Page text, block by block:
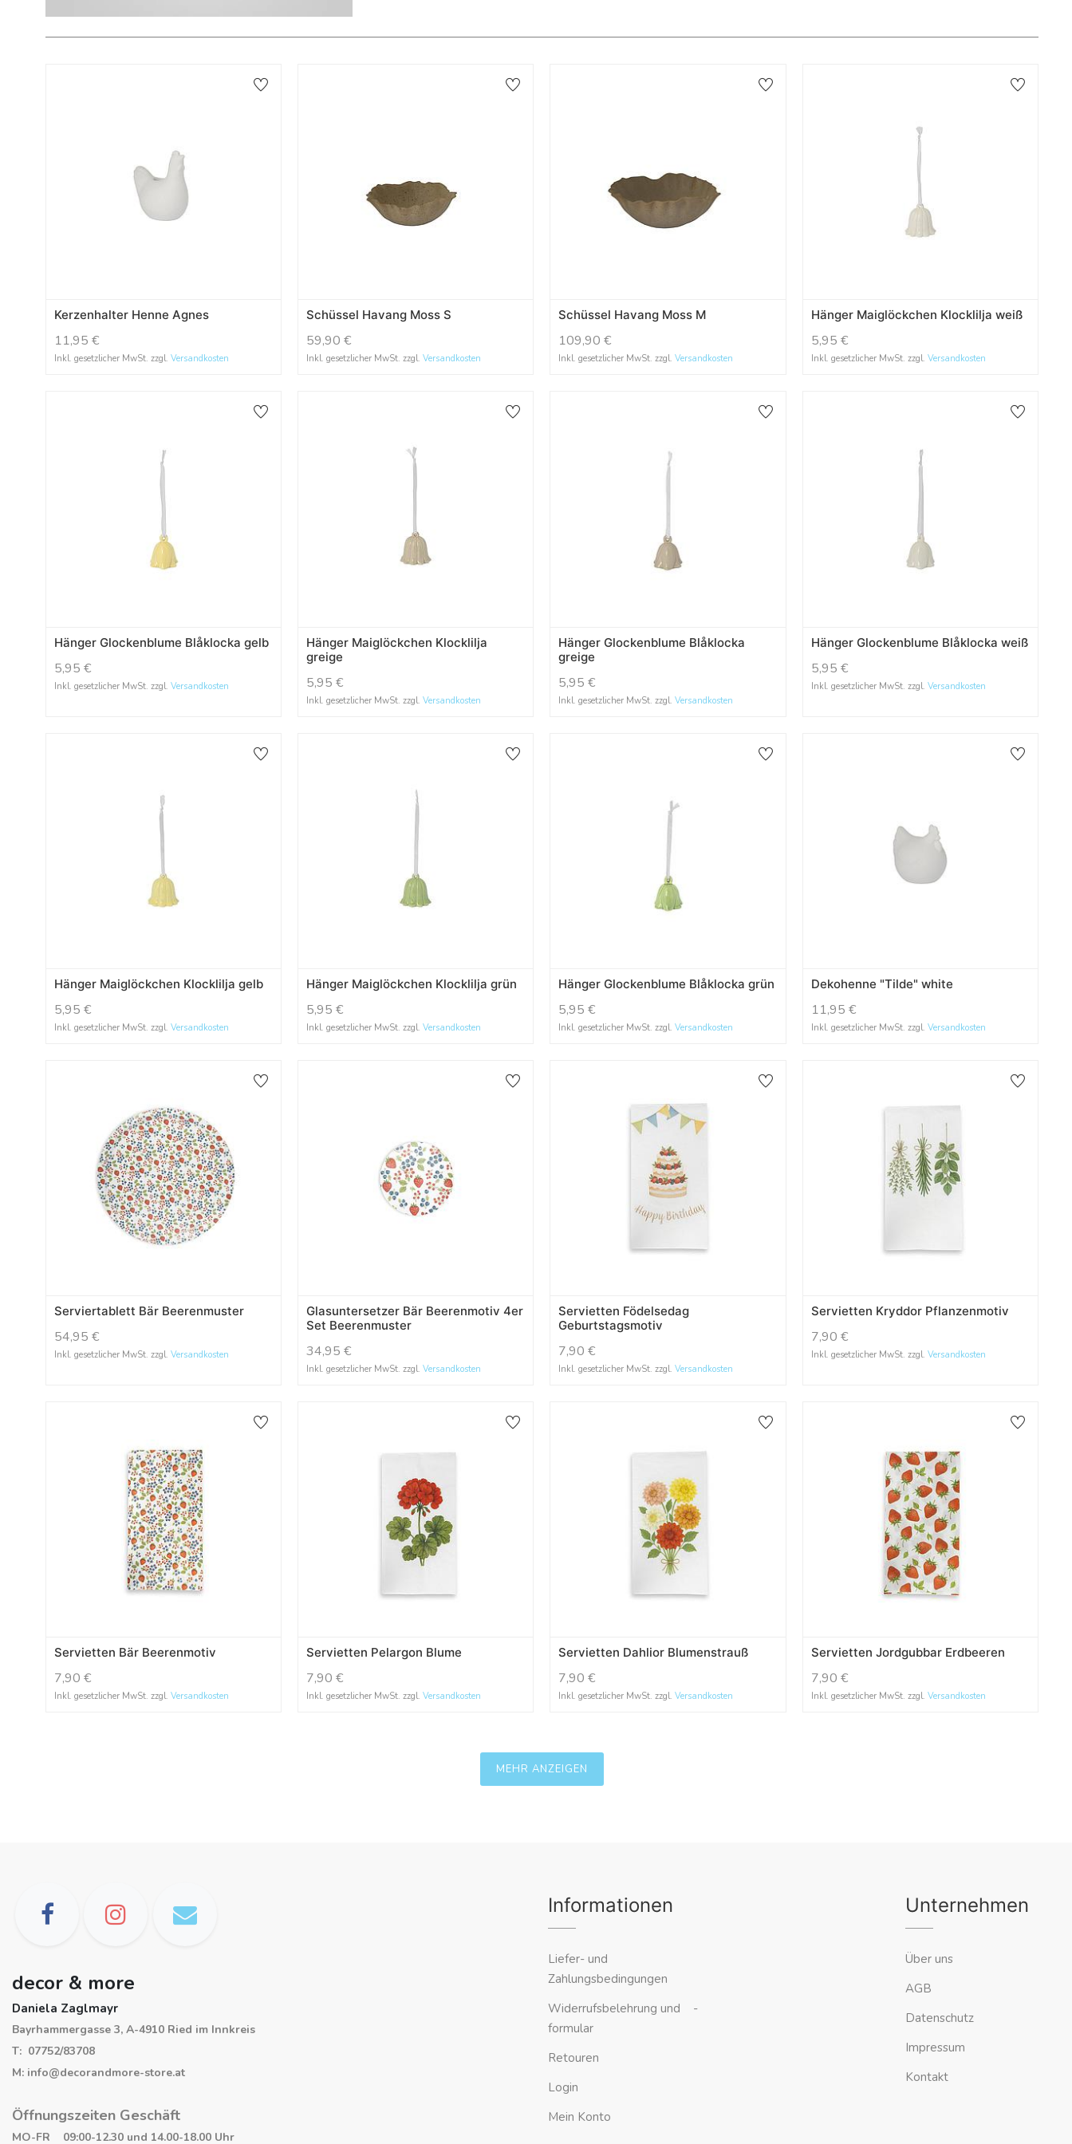
Kerzenhalter Henne Agnes
11,95 €
Inkl. gesetzlicher MwSt. zzgl. Versandkosten
Schüssel Havang Moss S
59,90 €
Inkl. gesetzlicher MwSt. zzgl.Versandkosten
Schüssel Havang Moss M
109,90 €
Inkl. gesetzlicher MwSt. zzgl.Versandkosten
Hänger Maiglöckchen Klocklilja weiß
5,95 €
Inkl. gesetzlicher MwSt. zzgl. Versandkosten
Hänger Glockenblume Blåklocka gelb
5,95 €
Inkl. gesetzlicher MwSt. zzgl. Versandkosten
Hänger Maiglöckchen Klocklilja
greige
5,95 €
Inkl. gesetzlicher MwSt. zzgl.Versandkosten
Hänger Glockenblume Blåklocka
greige
5,95 €
Inkl. gesetzlicher MwSt. zzgl.Versandkosten
Hänger Glockenblume Blåklocka weiß
5,95 €
Inkl. gesetzlicher MwSt. zzgl. Versandkosten
Hänger Maiglöckchen Klocklilja gelb
5,95 €
Inkl. gesetzlicher MwSt. zzgl. Versandkosten
Hänger Maiglöckchen Klocklilja grün
5,95 €
Inkl. gesetzlicher MwSt. zzgl.Versandkosten
Hänger Glockenblume Blåklocka grün
5,95 €
Inkl. gesetzlicher MwSt. zzgl.Versandkosten
Dekohenne "Tilde" white
11,95 €
Inkl. gesetzlicher MwSt. zzgl. Versandkosten
Serviertablett Bär Beerenmuster
54,95 €
Inkl. gesetzlicher MwSt. zzgl. Versandkosten
Glasuntersetzer Bär Beerenmotiv 4er
Set Beerenmuster
34,95 €
Inkl. gesetzlicher MwSt. zzgl.Versandkosten
Servietten Födelsedag
Geburtstagsmotiv
7,90 €
Inkl. gesetzlicher MwSt. zzgl.Versandkosten
Servietten Kryddor Pflanzenmotiv
7,90 €
Inkl. gesetzlicher MwSt. zzgl. Versandkosten
Servietten Bär Beerenmotiv
7,90 €
Inkl. gesetzlicher MwSt. zzgl. Versandkosten
Servietten Pelargon Blume
7,90 €
Inkl. gesetzlicher MwSt. zzgl.Versandkosten
Servietten Dahlior Blumenstrauß
7,90 €
Inkl. gesetzlicher MwSt. zzgl.Versandkosten
Servietten Jordgubbar Erdbeeren
7,90 €
Inkl. gesetzlicher MwSt. zzgl. Versandkosten
MEHR ANZEIGEN
decor & more
Daniela Zaglmayr
Bayrhammergasse 3, A-4910 Ried im Innkreis
T: 07752/83708
M: info@decorandmore-store.at
Öffnungszeiten Geschäft
MO-FR 09:00-12.30 und 14.00-18.00 Uhr
Informationen
Liefer- und
Zahlungsbedingungen
Widerrufsbelehrung und -
formular
Retouren
Login
Mein Konto
Unternehmen
Über uns
AGB
Datenschutz
Impressum
Kontakt